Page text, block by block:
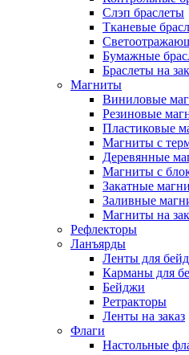
Слэп браслеты
Тканевые
Бумажные
Браслеты на
Магниты
Виниловые
Резиновые
Пластиковые
Магниты с
Деревянные
Магниты с
Закатные
Заливные
Магниты на
Рефлекторы
Ланъярды
Ленты для
Карманы для
Бейджи
Ретракторы
Ленты на заказ
Флаги
Настольные